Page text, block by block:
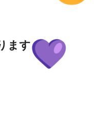
ます